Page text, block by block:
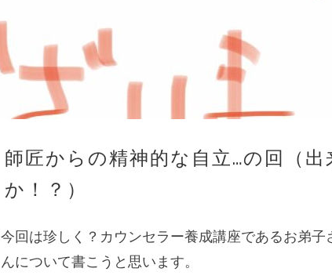
師匠からの精神的な自立…の回（出
か！？）
今回は珍しく？カウンセラー養成講座であるお弟子
んについて書こうと思います。